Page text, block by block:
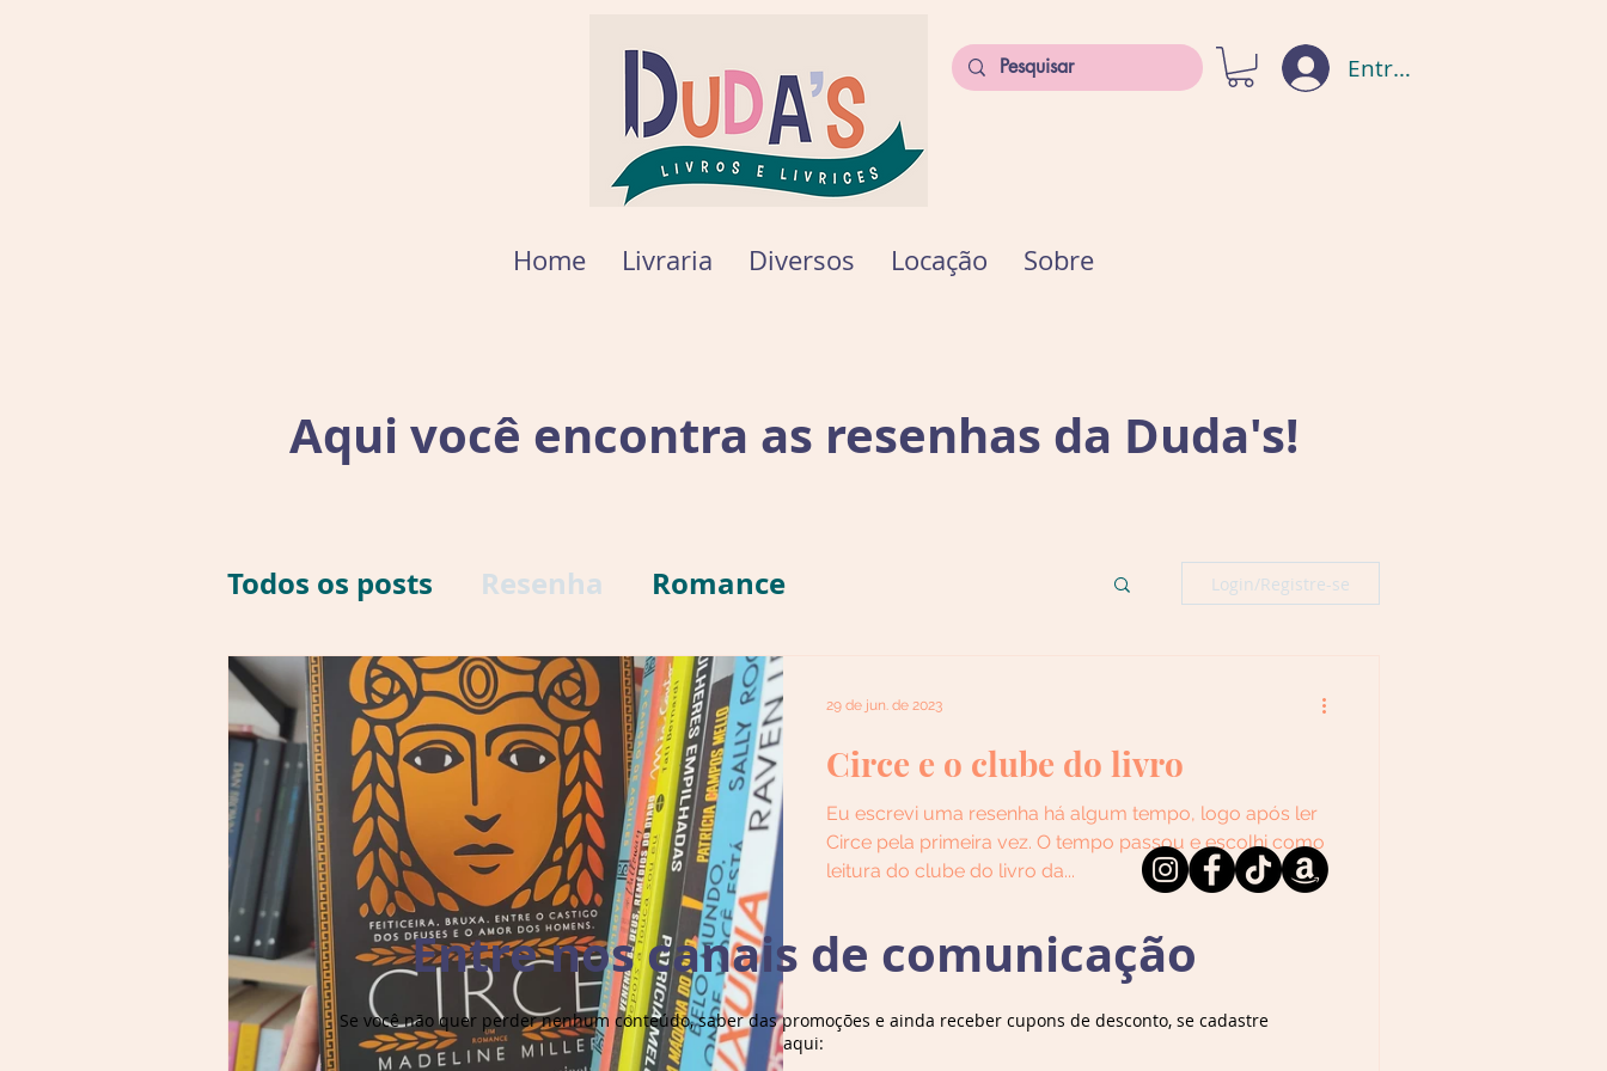
Entrar
Home Livraria Diversos Locação Sobre
Aqui você encontra as resenhas da Duda's!
Todos os posts Resenha Romance Login/Registre-se
Circe e o clube do livro
Eu escrevi uma resenha há algum tempo, logo após ler
Circe pela primeira vez. O tempo passou e escolhi como
leitura do clube do livro da...
29 de jun. de 2023
Entre nos canais de comunicação
Se você não quer perder nenhum conteúdo, saber das promoções e ainda receber cupons de desconto, se cadastre
aqui: